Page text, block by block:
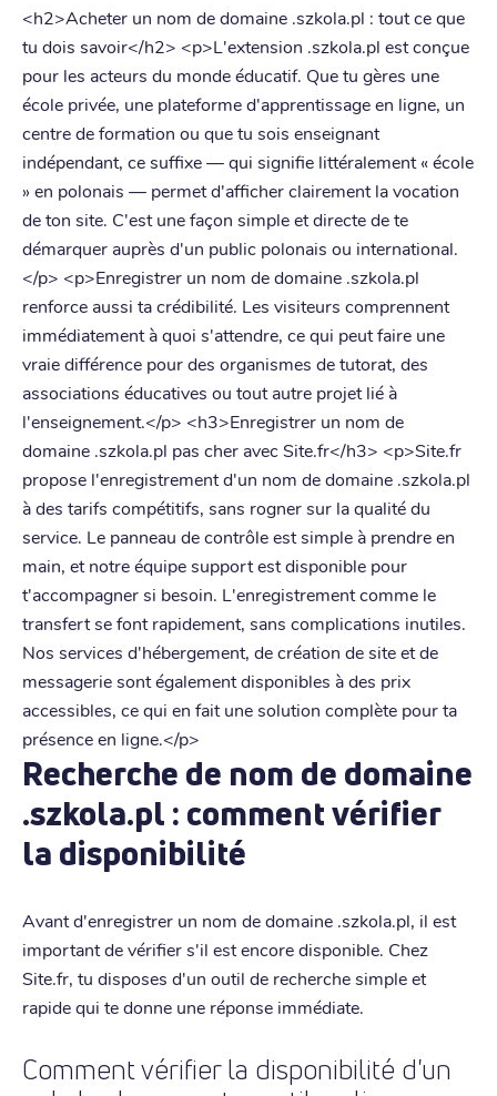
<h2>Acheter un nom de domaine .szkola.pl : tout ce que
tu dois savoir</h2> <p>L'extension .szkola.pl est conçue
pour les acteurs du monde éducatif. Que tu gères une
école privée, une plateforme d'apprentissage en ligne, un
centre de formation ou que tu sois enseignant
indépendant, ce suffixe — qui signifie littéralement « école
» en polonais — permet d'afficher clairement la vocation
de ton site. C'est une façon simple et directe de te
démarquer auprès d'un public polonais ou international.
</p> <p>Enregistrer un nom de domaine .szkola.pl
renforce aussi ta crédibilité. Les visiteurs comprennent
immédiatement à quoi s'attendre, ce qui peut faire une
vraie différence pour des organismes de tutorat, des
associations éducatives ou tout autre projet lié à
l'enseignement.</p> <h3>Enregistrer un nom de
domaine .szkola.pl pas cher avec Site.fr</h3> <p>Site.fr
propose l'enregistrement d'un nom de domaine .szkola.pl
à des tarifs compétitifs, sans rogner sur la qualité du
service. Le panneau de contrôle est simple à prendre en
main, et notre équipe support est disponible pour
t'accompagner si besoin. L'enregistrement comme le
transfert se font rapidement, sans complications inutiles.
Nos services d'hébergement, de création de site et de
messagerie sont également disponibles à des prix
accessibles, ce qui en fait une solution complète pour ta
présence en ligne.</p>
Recherche de nom de domaine
.szkola.pl : comment vérifier
la disponibilité
Avant d'enregistrer un nom de domaine .szkola.pl, il est
important de vérifier s'il est encore disponible. Chez
Site.fr, tu disposes d'un outil de recherche simple et
rapide qui te donne une réponse immédiate.
Comment vérifier la disponibilité d'un